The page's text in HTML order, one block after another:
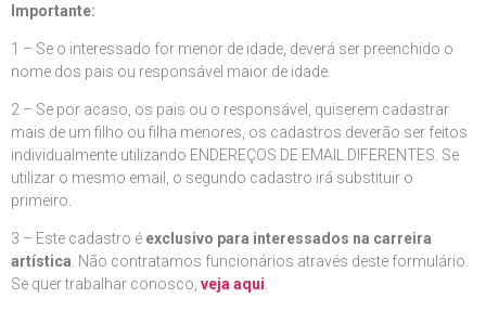
Importante:
1 – Se o interessado for menor de idade, deverá ser preenchido o
nome dos pais ou responsável maior de idade.
2 – Se por acaso, os pais ou o responsável, quiserem cadastrar
mais de um filho ou filha menores, os cadastros deverão ser feitos
individualmente utilizando ENDEREÇOS DE EMAIL DIFERENTES. Se
utilizar o mesmo email, o segundo cadastro irá substituir o
primeiro.
3 – Este cadastro é exclusivo para interessados na carreira
artística . Não contratamos funcionários através deste formulário.
Se quer trabalhar conosco, veja aqui